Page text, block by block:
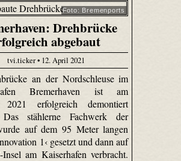
Foto: Bremenports
Drehbrücke
abgebaut
tvi.ticker • 12. April 2021
an der Nordschleuse im
Bremerhaven ist am
2021 erfolgreich demontiert
stählerne Fachwerk der
auf dem 95 Meter langen
1‹ gesetzt und dann auf
am Kaiserhafen verbracht.